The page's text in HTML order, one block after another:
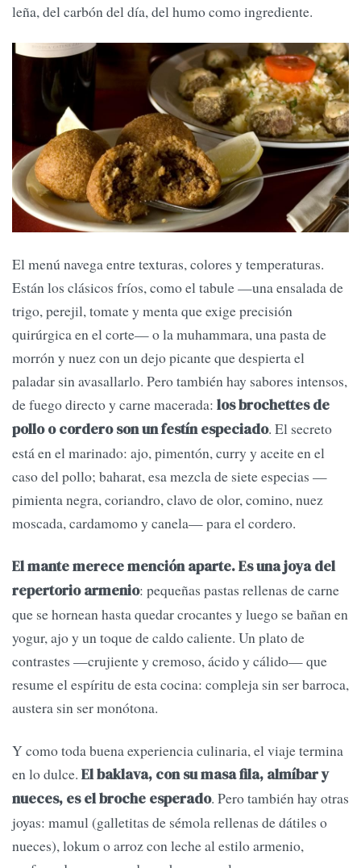
leña, del carbón del día, del humo como ingrediente.
El menú navega entre texturas, colores y temperaturas.
Están los clásicos fríos, como el tabule —una ensalada de
trigo, perejil, tomate y menta que exige precisión
quirúrgica en el corte— o la muhammara, una pasta de
morrón y nuez con un dejo picante que despierta el
paladar sin avasallarlo. Pero también hay sabores intensos,
de fuego directo y carne macerada: los brochettes de
pollo o cordero son un festín especiado. El secreto
está en el marinado: ajo, pimentón, curry y aceite en el
caso del pollo; baharat, esa mezcla de siete especias —
pimienta negra, coriandro, clavo de olor, comino, nuez
moscada, cardamomo y canela— para el cordero.
El mante merece mención aparte. Es una joya del
repertorio armenio: pequeñas pastas rellenas de carne
que se hornean hasta quedar crocantes y luego se bañan en
yogur, ajo y un toque de caldo caliente. Un plato de
contrastes —crujiente y cremoso, ácido y cálido— que
resume el espíritu de esta cocina: compleja sin ser barroca,
austera sin ser monótona.
Y como toda buena experiencia culinaria, el viaje termina
en lo dulce. El baklava, con su masa fila, almíbar y
nueces, es el broche esperado. Pero también hay otras
joyas: mamul (galletitas de sémola rellenas de dátiles o
nueces), lokum o arroz con leche al estilo armenio,